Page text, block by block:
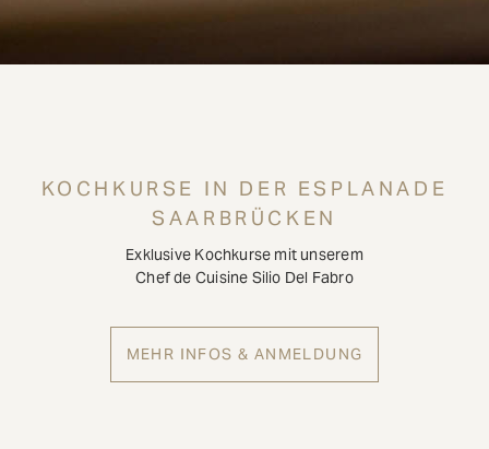
KOCHKURSE IN DER ESPLANADE
SAARBRÜCKEN
Exklusive Kochkurse mit unserem
Chef de Cuisine Silio Del Fabro
MEHR INFOS & ANMELDUNG